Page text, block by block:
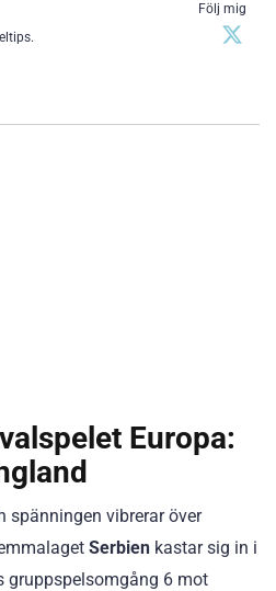
Följ mig
Europa:
spänningen vibrerar över
Serbien kastar sig in i
gruppspelsomgång 6 mot